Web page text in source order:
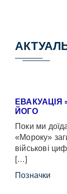
ЙОГО
Поки ми
«Мороку»
військові
[…]
Позначки